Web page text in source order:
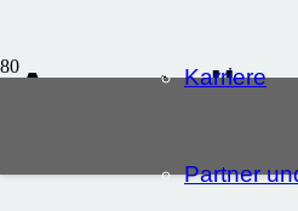
Karriere
Partner